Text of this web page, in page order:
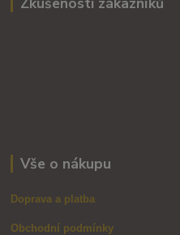
Vše o nákupu
Doprava a platba
Obchodní podmínky